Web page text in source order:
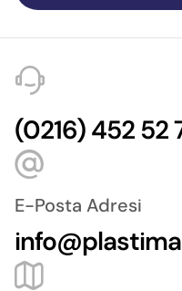
(0216) 452 52
E-Posta Adresi